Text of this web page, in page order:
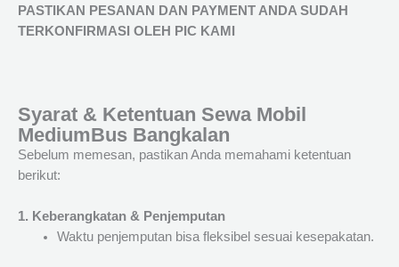
PASTIKAN PESANAN DAN PAYMENT ANDA SUDAH
TERKONFIRMASI OLEH PIC KAMI
Syarat & Ketentuan Sewa Mobil
MediumBus Bangkalan
Sebelum memesan, pastikan Anda memahami ketentuan
berikut:
1. Keberangkatan & Penjemputan
Waktu penjemputan bisa fleksibel sesuai kesepakatan.